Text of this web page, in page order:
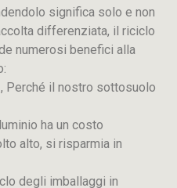
significa solo e non
differenziata, il riciclo
numerosi benefici alla
, Perché il nostro sottosuolo
ha un costo
alto, si risparmia in
degli imballaggi in